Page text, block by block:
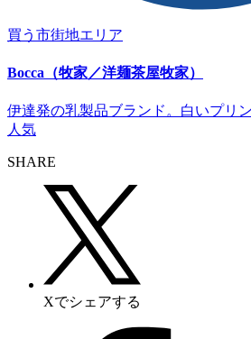
買う 市街地エリア
Bocca（牧家／洋麺茶屋牧家）
伊達発の乳製品ブランド。白いプリ
人気
SHARE
Xでシェアする